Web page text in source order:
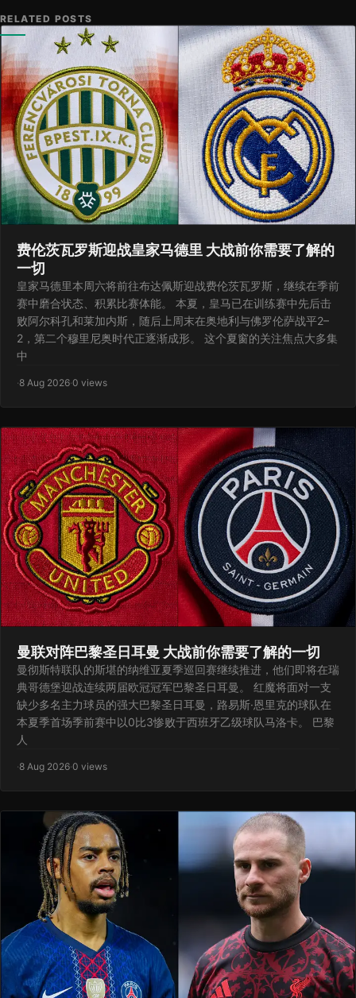
RELATED POSTS
费伦茨瓦罗斯迎战皇家马德里 大战前你需要了解的
一切
皇家马德里本周六将前往布达佩斯迎战费伦茨瓦罗斯，继续在季前
赛中磨合状态、积累比赛体能。 本夏，皇马已在训练赛中先后击
败阿尔科孔和莱加内斯，随后上周末在奥地利与佛罗伦萨战平2–
2，第二个穆里尼奥时代正逐渐成形。 这个夏窗的关注焦点大多集
中
·8 Aug 2026·0 views
曼联对阵巴黎圣日耳曼 大战前你需要了解的一切
曼彻斯特联队的斯堪的纳维亚夏季巡回赛继续推进，他们即将在瑞
典哥德堡迎战连续两届欧冠冠军巴黎圣日耳曼。 红魔将面对一支
缺少多名主力球员的强大巴黎圣日耳曼，路易斯·恩里克的球队在
本夏季首场季前赛中以0比3惨败于西班牙乙级球队马洛卡。 巴黎
人
·8 Aug 2026·0 views